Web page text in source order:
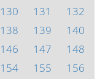
130 131
132
138 139
140
146 147
148
154 155
156